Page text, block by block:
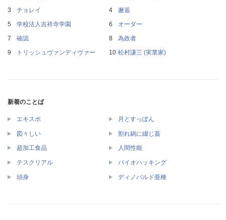
チョレイ
邂逅
学校法人吉祥寺学園
オーダー
確認
為政者
トリッシュヴァンディヴァー
松村謙三 (実業家)
新着のことば
エキスポ 月とすっぽん
図々しい 割れ鍋に綴じ蓋
超加工食品 人間性能
テスクリアル バイオハッキング
頭身 ディノバルド亜種